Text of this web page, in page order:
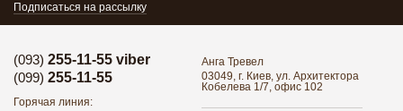
Подписаться на рассылку
(093) 255-11-55 viber
(099) 255-11-55
Горячая линия:
Анга Тревел
03049, г. Киев, ул. Архитектора
Кобелева 1/7, офис 102